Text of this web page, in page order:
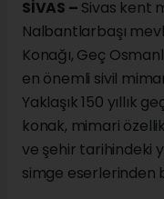
SİVAS – Sivas kent
Nalbantlarbaşı
Konağı, Geç
en önemli sivil
Yaklaşık 150 yıllık
konak, mimari
ve şehir tarihindeki
simge eserlerinden